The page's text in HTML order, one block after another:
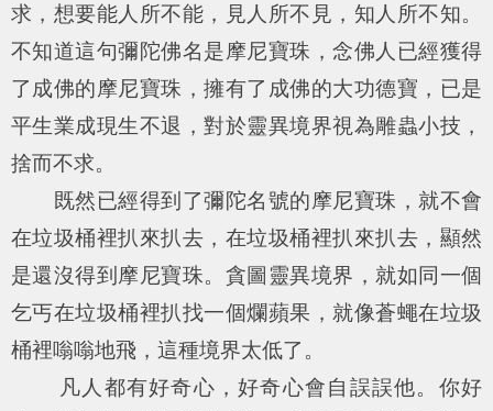
求，想要能人所不能，見人所不見，知人所不知。
不知道這句彌陀佛名是摩尼寶珠，念佛人已經獲得
了成佛的摩尼寶珠，擁有了成佛的大功德寶，已是
平生業成現生不退，對於靈異境界視為雕蟲小技，
捨而不求。
既然已經得到了彌陀名號的摩尼寶珠，就不會
在垃圾桶裡扒來扒去，在垃圾桶裡扒來扒去，顯然
是還沒得到摩尼寶珠。貪圖靈異境界，就如同一個
乞丐在垃圾桶裡扒找一個爛蘋果，就像蒼蠅在垃圾
桶裡嗡嗡地飛，這種境界太低了。
凡人都有好奇心，好奇心會自誤誤他。你好